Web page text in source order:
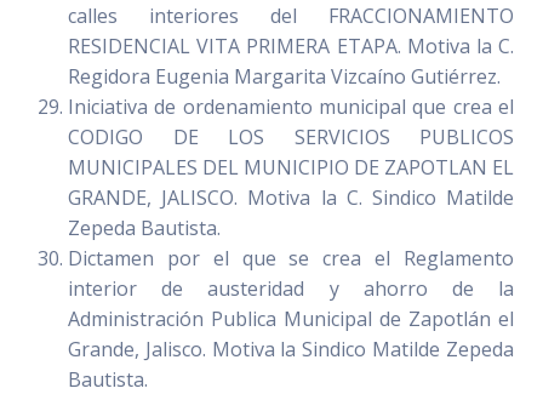
calles interiores del FRACCIONAMIENTO
RESIDENCIAL VITA PRIMERA ETAPA. Motiva la C.
Regidora Eugenia Margarita Vizcaíno Gutiérrez.
Iniciativa de ordenamiento municipal que crea el
CODIGO DE LOS SERVICIOS PUBLICOS
MUNICIPALES DEL MUNICIPIO DE ZAPOTLAN EL
GRANDE, JALISCO. Motiva la C. Sindico Matilde
Zepeda Bautista.
Dictamen por el que se crea el Reglamento
interior de austeridad y ahorro de la
Administración Publica Municipal de Zapotlán el
Grande, Jalisco. Motiva la Sindico Matilde Zepeda
Bautista.